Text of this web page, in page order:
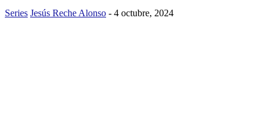
Series Jesús Reche Alonso - 4 octubre, 2024